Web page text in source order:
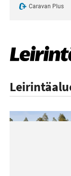
Caravan Plus